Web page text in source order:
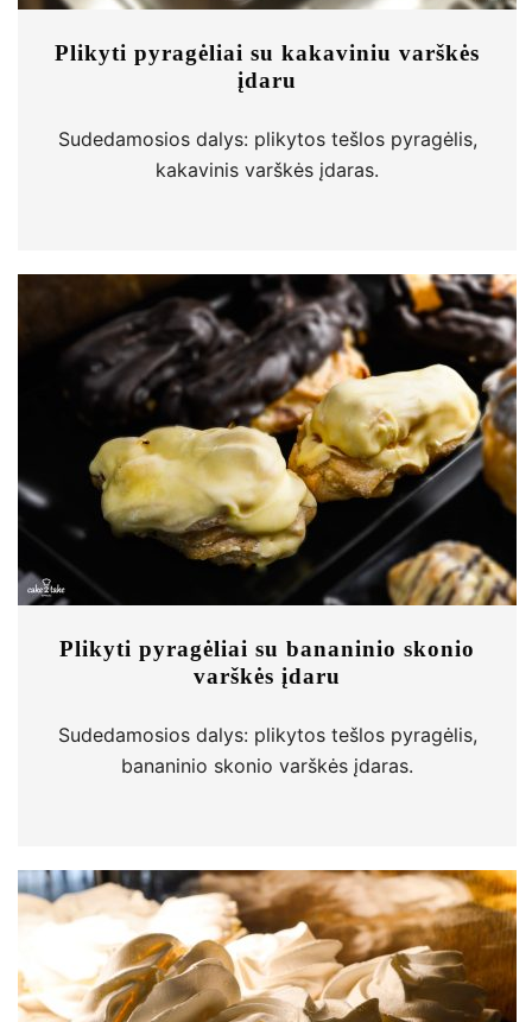
Plikyti pyragėliai su kakaviniu varškės
įdaru
Sudedamosios dalys: plikytos tešlos pyragėlis,
kakavinis varškės įdaras.
Plikyti pyragėliai su bananinio skonio
varškės įdaru
Sudedamosios dalys: plikytos tešlos pyragėlis,
bananinio skonio varškės įdaras.